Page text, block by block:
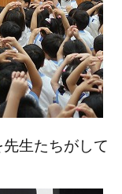
生たちがして